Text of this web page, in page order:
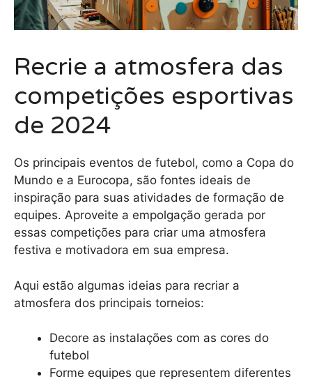
Recrie a atmosfera das
competições esportivas
de 2024
Os principais eventos de futebol, como a Copa do
Mundo e a Eurocopa, são fontes ideais de
inspiração para suas atividades de formação de
equipes. Aproveite a empolgação gerada por
essas competições para criar uma atmosfera
festiva e motivadora em sua empresa.
Aqui estão algumas ideias para recriar a
atmosfera dos principais torneios:
Decore as instalações com as cores do
futebol
Forme equipes que representem diferentes